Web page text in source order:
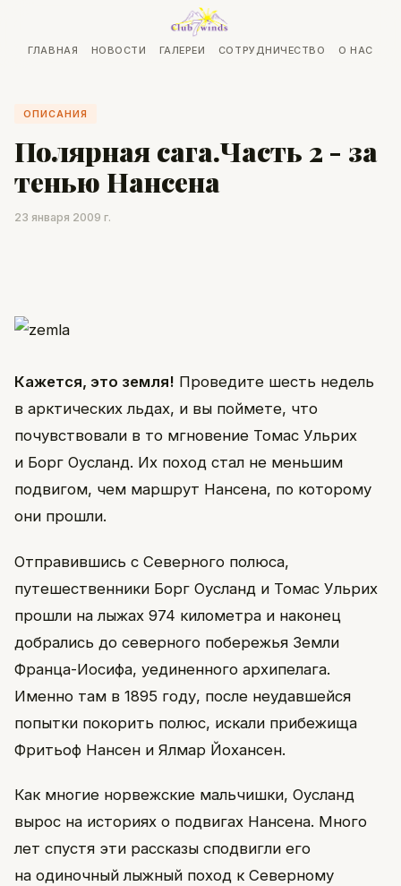
ГЛАВНАЯ НОВОСТИ ГАЛЕРЕИ СОТРУДНИЧЕСТВО О НАС
ОПИСАНИЯ
Полярная сага.Часть 2 - за
тенью Нансена
23 января 2009 г.
Кажется, это земля! Проведите шесть недель
в арктических льдах, и вы поймете, что
почувствовали в то мгновение Томас Ульрих
и Борг Оусланд. Их поход стал не меньшим
подвигом, чем маршрут Нансена, по которому
они прошли.
Отправившись с Северного полюса,
путешественники Борг Оусланд и Томас Ульрих
прошли на лыжах 974 километра и наконец
добрались до северного побережья Земли
Франца-Иосифа, уединенного архипелага.
Именно там в 1895 году, после неудавшейся
попытки покорить полюс, искали прибежища
Фритьоф Нансен и Ялмар Йохансен.
Как многие норвежские мальчишки, Оусланд
вырос на историях о подвигах Нансена. Много
лет спустя эти рассказы сподвигли его
на одиночный лыжный поход к Северному